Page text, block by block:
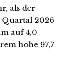
als der
Quartal 2026
auf 4,0
hohe 97,7